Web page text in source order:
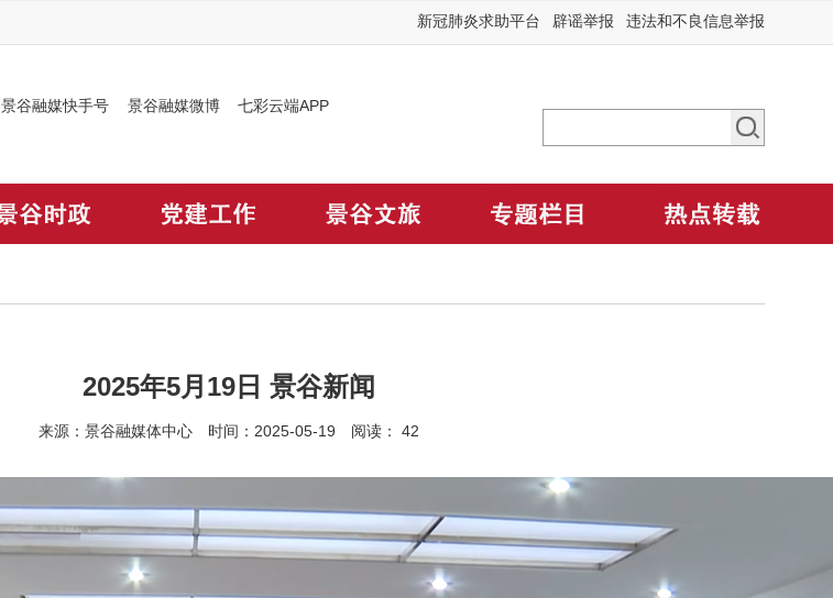
新冠肺炎求助平台 辟谣举报 违法和不良信息举报
景谷融媒快手号 景谷融媒微博 七彩云端APP
2025年5月19日 景谷新闻
来源：景谷融媒体中心 时间：2025-05-19 阅读： 42